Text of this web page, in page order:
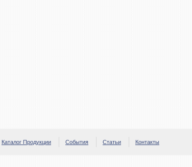
Каталог Продукции События Статьи Контакты